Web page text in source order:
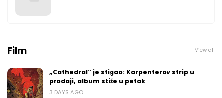
Film View all
„Cathedral“ je stigao: Karpenterov strip u
prodaji, album stiže u petak
3 DAYS AGO